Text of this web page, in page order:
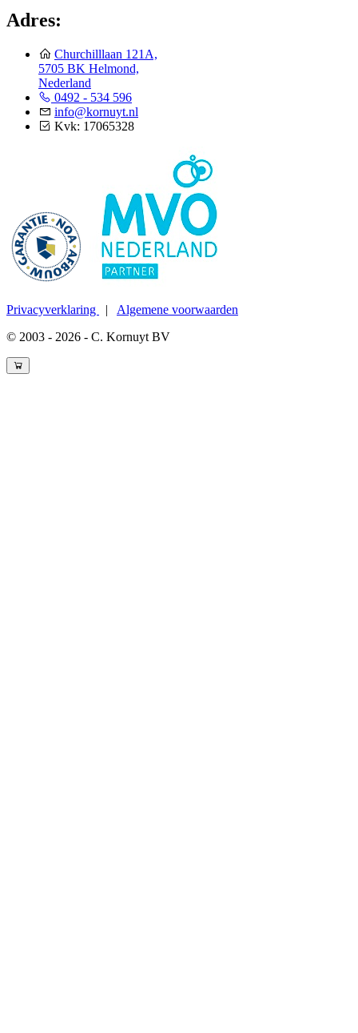
Adres:
Churchilllaan 121A,
5705 BK Helmond,
Nederland
0492 - 534 596
info@kornuyt.nl
Kvk: 17065328
Privacyverklaring | Algemene voorwaarden
© 2003 - 2026 - C. Kornuyt BV